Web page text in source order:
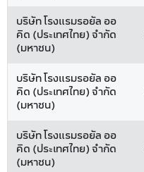
บริษัท โรงแรมรอยัล ออ
คิด (ประเทศไทย) จำกัด
(มหาชน)
บริษัท โรงแรมรอยัล ออ
คิด (ประเทศไทย) จำกัด
(มหาชน)
บริษัท โรงแรมรอยัล ออ
คิด (ประเทศไทย) จำกัด
(มหาชน)